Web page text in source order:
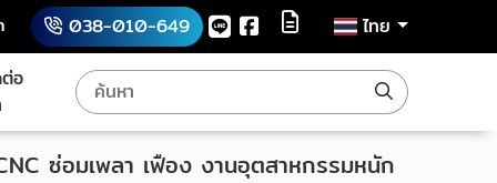
038-010-649
ไทย
อ
ซ่อมเพลา เฟือง งานอุตสาหกรรมหนัก